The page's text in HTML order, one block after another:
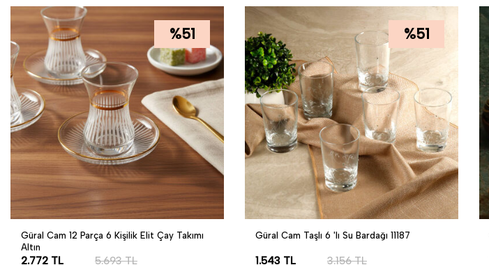
%51
Güral Cam 12 Parça 6 Kişilik Elit Çay Takımı
Altın
2.772 TL 5.693TL
%51
Güral Cam Taşlı 6 'lı Su Bardağı 11187
1.543 TL 3.156TL